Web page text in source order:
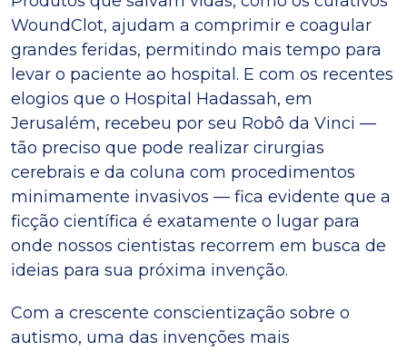
WoundClot, ajudam a comprimir e coagular
grandes feridas, permitindo mais tempo para
levar o paciente ao hospital. E com os recentes
elogios que o Hospital Hadassah, em
Jerusalém, recebeu por seu Robô da Vinci —
tão preciso que pode realizar cirurgias
cerebrais e da coluna com procedimentos
minimamente invasivos — fica evidente que a
ficção científica é exatamente o lugar para
onde nossos cientistas recorrem em busca de
ideias para sua próxima invenção.
Com a crescente conscientização sobre o
autismo, uma das invenções mais